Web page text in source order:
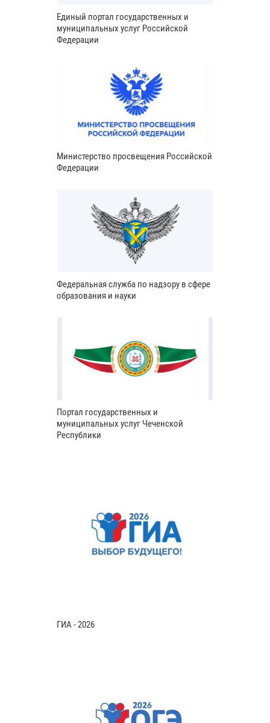
Единый портал государственных и
муниципальных услуг Российской
Федерации
Министерство просвещения Российской
Федерации
Федеральная служба по надзору в сфере
образования и науки
Портал государственных и
муниципальных услуг Чеченской
Республики
ГИА - 2026